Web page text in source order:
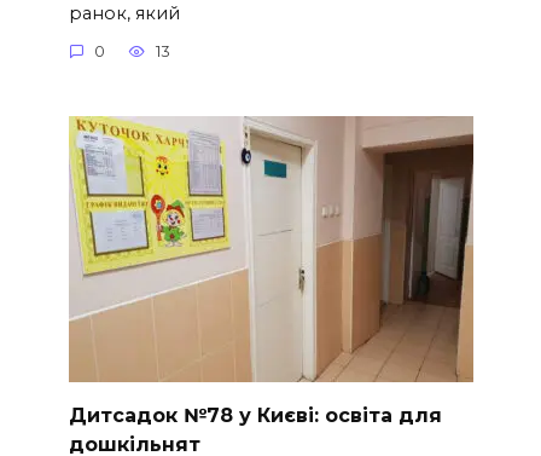
ранок, який
0 13
Дитсадок №78 у Києві: освіта для
дошкільнят